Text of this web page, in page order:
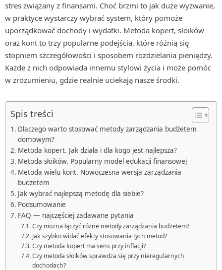
stres związany z finansami. Choć brzmi to jak duże wyzwanie,
w praktyce wystarczy wybrać system, który pomoże
uporządkować dochody i wydatki. Metoda kopert, słoików
oraz kont to trzy popularne podejścia, które różnią się
stopniem szczegółowości i sposobem rozdzielania pieniędzy.
Każde z nich odpowiada innemu stylowi życia i może pomóc
w zrozumieniu, gdzie realnie uciekają nasze środki.
Spis treści
Dlaczego warto stosować metody zarządzania budżetem
domowym?
Metoda kopert. Jak działa i dla kogo jest najlepsza?
Metoda słoików. Popularny model edukacji finansowej
Metoda wielu kont. Nowoczesna wersja zarządzania
budżetem
Jak wybrać najlepszą metodę dla siebie?
Podsumowanie
FAQ — najczęściej zadawane pytania
Czy można łączyć różne metody zarządzania budżetem?
Jak szybko widać efekty stosowania tych metod?
Czy metoda kopert ma sens przy inflacji?
Czy metoda słoików sprawdza się przy nieregularnych
dochodach?